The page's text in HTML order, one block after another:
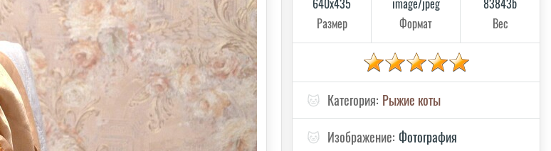
640x435
Размер
image/jpeg
Формат
83843b
Вес
🐱 Категория: Рыжие коты
🐱 Изображение: Фотография